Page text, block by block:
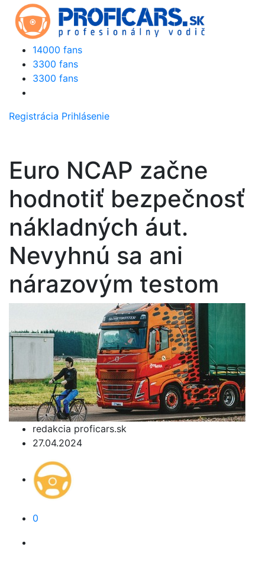
14000 fans
3300 fans
3300 fans
Registrácia Prihlásenie
Euro NCAP začne
hodnotiť bezpečnosť
nákladných áut.
Nevyhnú sa ani
nárazovým testom
redakcia proficars.sk
27.04.2024
0